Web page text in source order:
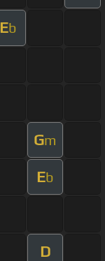
Eb
Gm
Eb
D